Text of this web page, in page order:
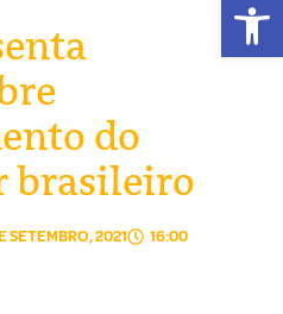
do
brasileiro
SETEMBRO, 2021 16:00